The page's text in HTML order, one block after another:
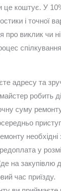
це коштує. У
і точної
про виклик чи
адресу та
робить
суму
необхідні
у
на закупівлю
час приїзду.